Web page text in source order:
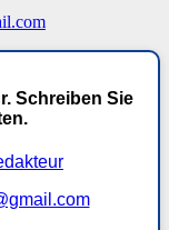
Schreiben Sie